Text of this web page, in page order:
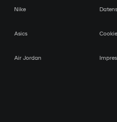
Nike
Asics
Air Jordan